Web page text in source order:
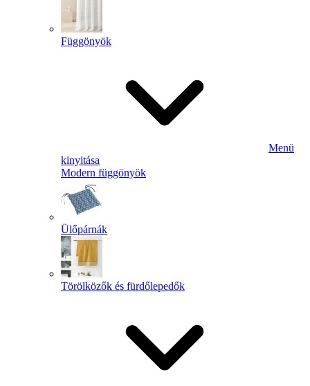
Függönyök
Menü
kinyitása
Modern függönyök
Ülőpárnák
Törölközők és fürdőlepedők